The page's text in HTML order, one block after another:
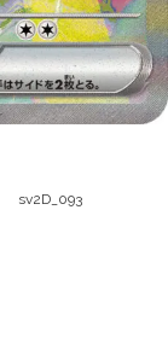
sv2D_093